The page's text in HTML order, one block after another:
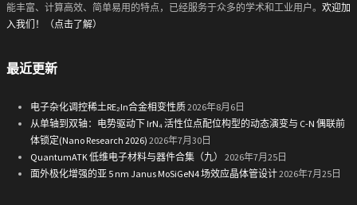
能丰富、计算高效、简单易用的特点，已经服务于众多的学术和工业用户。 欢迎加
入我们！（点击了解）
最近更新
电子杂化调控稀土RE₂In合金相变性质2026年8月6日
从单轴到双轴：电势驱动下 IrN₄ 活性位点配位构型的动态演变与 C-N 偶联前
体锁定(Nano Research 2026) 2026年7月30日
QuantumATK 低维电子材料与器件合集（九）
2026年7月25日
面外极化增强的亚 5 nm Janus MoSiGeN4 场效应晶体管设计2026年7月25日